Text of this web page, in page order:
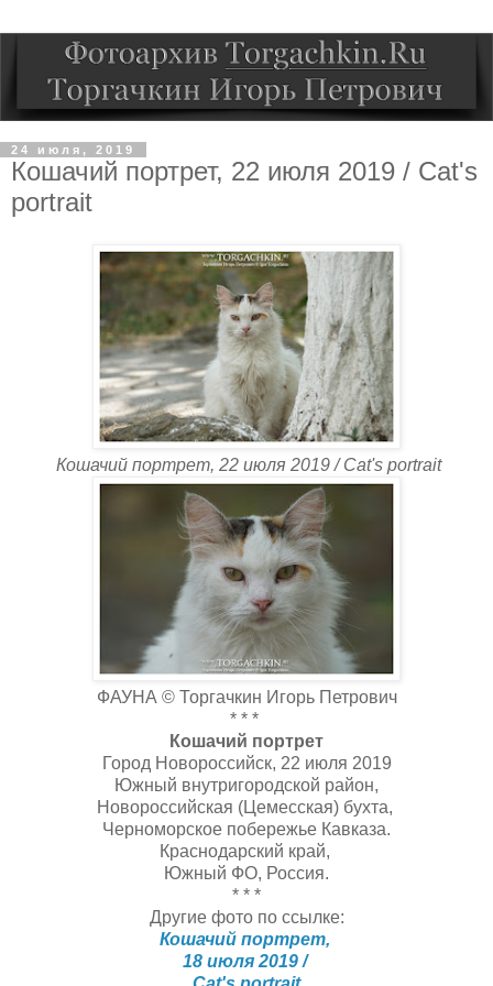
24 июля, 2019
Кошачий портрет, 22 июля 2019 / Cat's
portrait
Кошачий портрет, 22 июля 2019 / Cat's portrait
ФАУНА © Торгачкин Игорь Петрович
* * *
Кошачий портрет
Город Новороссийск, 22 июля 2019
Южный внутригородской район,
Новороссийская (Цемесская) бухта,
Черноморское побережье Кавказа.
Краснодарский край,
Южный ФО, Россия.
* * *
Другие фото по ссылке:
Кошачий портрет,
18 июля 2019 /